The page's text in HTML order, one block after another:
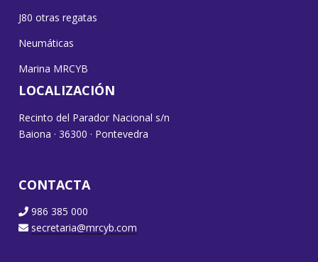
J80 otras regatas
Neumáticas
Marina MRCYB
LOCALIZACIÓN
Recinto del Parador Nacional s/n
Baiona · 36300 · Pontevedra
CONTACTA
986 385 000
secretaria@mrcyb.com